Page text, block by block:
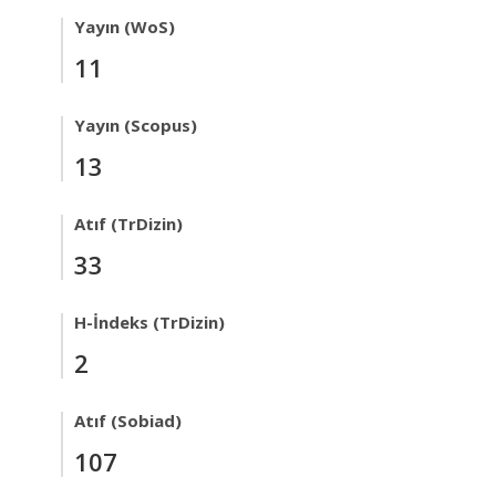
Yayın (WoS)
11
Yayın (Scopus)
13
Atıf (TrDizin)
33
H-İndeks (TrDizin)
2
Atıf (Sobiad)
107